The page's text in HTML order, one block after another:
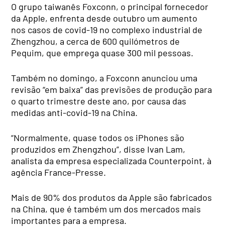
O grupo taiwanês Foxconn, o principal fornecedor
da Apple, enfrenta desde outubro um aumento
nos casos de covid-19 no complexo industrial de
Zhengzhou, a cerca de 600 quilómetros de
Pequim, que emprega quase 300 mil pessoas.
Também no domingo, a Foxconn anunciou uma
revisão “em baixa” das previsões de produção para
o quarto trimestre deste ano, por causa das
medidas anti-covid-19 na China.
“Normalmente, quase todos os iPhones são
produzidos em Zhengzhou”, disse Ivan Lam,
analista da empresa especializada Counterpoint, à
agência France-Presse.
Mais de 90% dos produtos da Apple são fabricados
na China, que é também um dos mercados mais
importantes para a empresa.